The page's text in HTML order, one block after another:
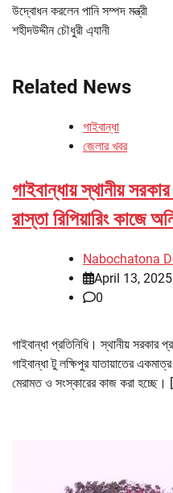
উদ্বোধন করলেন পানি সম্পদ মন্ত্রী
শহীদউদ্দীন চৌধুরী এ্যানী
Related News
গাইবান্ধা
জেলার খবর
গাইবান্ধায় স্থানীয়
রাস্তা রিপিয়ারিং কাজে
Nabochatona
April 13, 2025
0
গাইবান্ধা প্রতিনিধি। স্থানীয় সরকার
গাইবান্ধা টু লক্ষিপুর যাতায়াতের
মেরামত ও সংস্কারের কাজ করা হচ্ছে।